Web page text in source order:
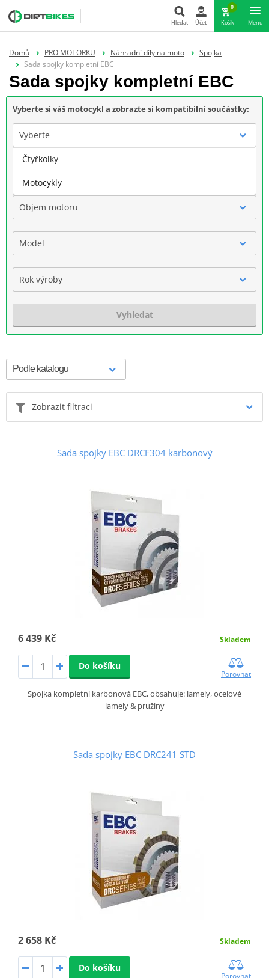
Hledat Účet
0
Košík Menu
Domů PRO MOTORKU Náhradní díly na moto
Spojka
Sada spojky kompletní EBC
Sada spojky kompletní EBC
Vyberte si váš motocykl a zobrazte si kompatibilní součástky:
Vyberte
Značka
Objem motoru
Model
Rok výroby
Vyhledat
Zobrazit filtraci
Sada spojky EBC DRCF304 karbonový
6 439 Kč Skladem
Do košíku
Porovnat
Spojka kompletní karbonová EBC, obsahuje: lamely, ocelové
lamely & pružiny
Sada spojky EBC DRC241 STD
2 658 Kč Skladem
Do košíku
Porovnat
Čtyřkolky
Motocykly